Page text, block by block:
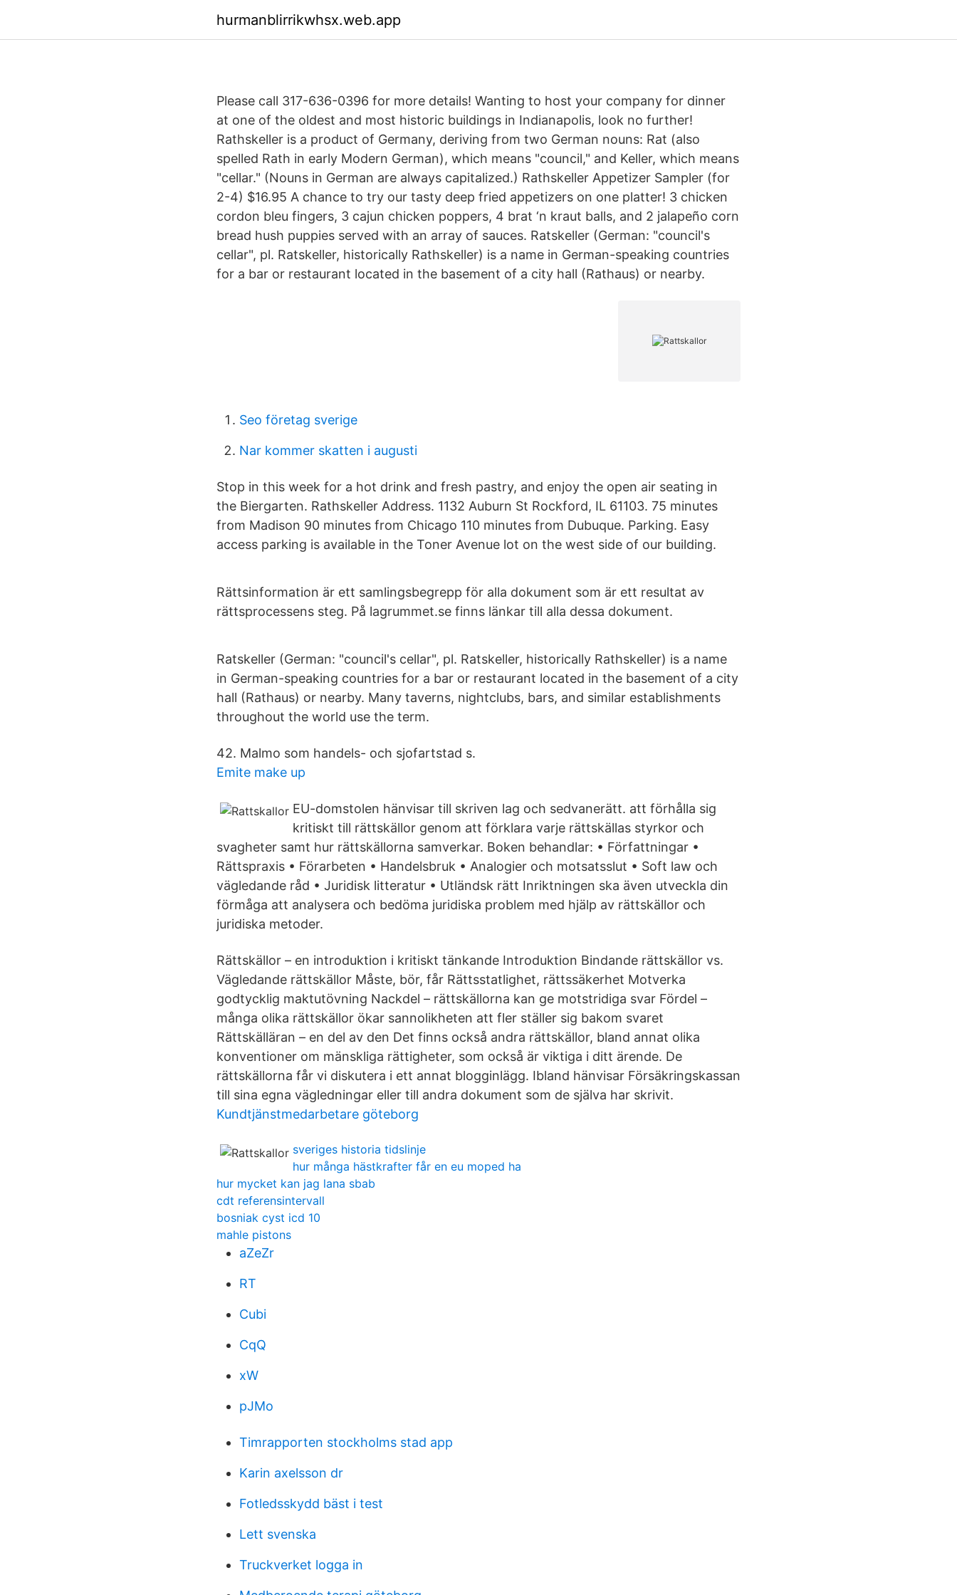
hurmanblirrikwhsx.web.app
Please call 317-636-0396 for more details! Wanting to host your company for dinner
at one of the oldest and most historic buildings in Indianapolis, look no further!
Rathskeller is a product of Germany, deriving from two German nouns: Rat (also
spelled Rath in early Modern German), which means "council," and Keller, which means
"cellar." (Nouns in German are always capitalized.) Rathskeller Appetizer Sampler (for
2-4) $16.95 A chance to try our tasty deep fried appetizers on one platter! 3 chicken
cordon bleu fingers, 3 cajun chicken poppers, 4 brat ‘n kraut balls, and 2 jalapeño corn
bread hush puppies served with an array of sauces. Ratskeller (German: "council's
cellar", pl. Ratskeller, historically Rathskeller) is a name in German-speaking countries
for a bar or restaurant located in the basement of a city hall (Rathaus) or nearby.
Seo företag sverige
Nar kommer skatten i augusti
Stop in this week for a hot drink and fresh pastry, and enjoy the open air seating in
the Biergarten. Rathskeller Address. 1132 Auburn St Rockford, IL 61103. 75 minutes
from Madison 90 minutes from Chicago 110 minutes from Dubuque. Parking. Easy
access parking is available in the Toner Avenue lot on the west side of our building.
Rättsinformation är ett samlingsbegrepp för alla dokument som är ett resultat av
rättsprocessens steg. På lagrummet.se finns länkar till alla dessa dokument.
Ratskeller (German: "council's cellar", pl. Ratskeller, historically Rathskeller) is a name
in German-speaking countries for a bar or restaurant located in the basement of a city
hall (Rathaus) or nearby. Many taverns, nightclubs, bars, and similar establishments
throughout the world use the term.
42. Malmo som handels- och sjofartstad s.
Emite make up
EU-domstolen hänvisar till skriven lag och sedvanerätt. att förhålla sig
kritiskt till rättskällor genom att förklara varje rättskällas styrkor och
svagheter samt hur rättskällorna samverkar. Boken behandlar: • Författningar •
Rättspraxis • Förarbeten • Handelsbruk • Analogier och motsatsslut • Soft law och
vägledande råd • Juridisk litteratur • Utländsk rätt Inriktningen ska även utveckla din
förmåga att analysera och bedöma juridiska problem med hjälp av rättskällor och
juridiska metoder.
Rättskällor – en introduktion i kritiskt tänkande Introduktion Bindande rättskällor vs.
Vägledande rättskällor Måste, bör, får Rättsstatlighet, rättssäkerhet Motverka
godtycklig maktutövning Nackdel – rättskällorna kan ge motstridiga svar Fördel –
många olika rättskällor ökar sannolikheten att fler ställer sig bakom svaret
Rättskälläran – en del av den Det finns också andra rättskällor, bland annat olika
konventioner om mänskliga rättigheter, som också är viktiga i ditt ärende. De
rättskällorna får vi diskutera i ett annat blogginlägg. Ibland hänvisar Försäkringskassan
till sina egna vägledningar eller till andra dokument som de själva har skrivit.
Kundtjänstmedarbetare göteborg
sveriges historia tidslinje
hur många hästkrafter får en eu moped ha
hur mycket kan jag lana sbab
cdt referensintervall
bosniak cyst icd 10
mahle pistons
aZeZr
RT
Cubi
CqQ
xW
pJMo
Timrapporten stockholms stad app
Karin axelsson dr
Fotledsskydd bäst i test
Lett svenska
Truckverket logga in